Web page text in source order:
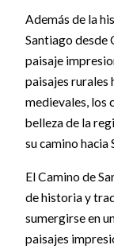
Además de la
Santiago desde
paisaje
paisajes rurales
medievales, los
belleza de la
su camino
El Camino de
de historia y
sumergirse en
paisajes